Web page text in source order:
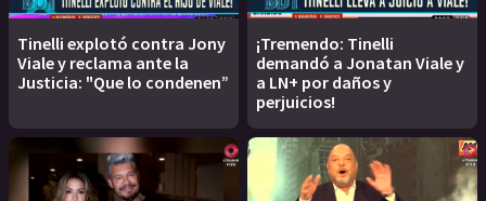
Tinelli explotó contra Jony
Viale y reclama ante la
Justicia: "Que lo condenen”
¡Tremendo: Tinelli
demandó a Jonatan Viale y
a LN+ por daños y
perjuicios!